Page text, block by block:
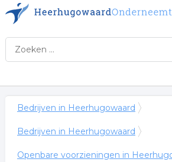
Bedrijven in Heerhugowaard
Bedrijven in Heerhugowaard
Openbare voorzieningen in